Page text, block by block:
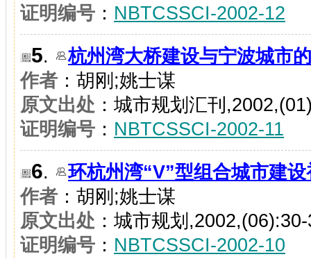
证明编号 ： NBTCSSCI-2002-12
5.
杭州湾大桥建设与宁波城市
作者 ：胡刚;姚士谋
原文出处 ：城市规划汇刊
证明编号 ： NBTCSSCI-2002-11
6.
环杭州湾“V”型组合城市建设
作者 ：胡刚;姚士谋
原文出处 ：城市规划
证明编号 ： NBTCSSCI-2002-10